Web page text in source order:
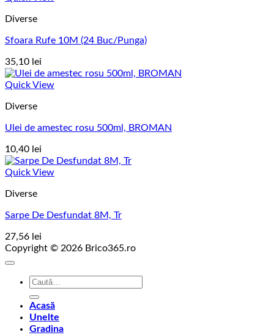
Diverse
Sfoara Rufe 10M (24 Buc/Punga)
35,10 lei
Quick View
Diverse
Ulei de amestec rosu 500ml, BROMAN
10,40 lei
Quick View
Diverse
Sarpe De Desfundat 8M, Tr
27,56 lei
Copyright © 2026 Brico365.ro
Caută
Acasă
Unelte
Gradina